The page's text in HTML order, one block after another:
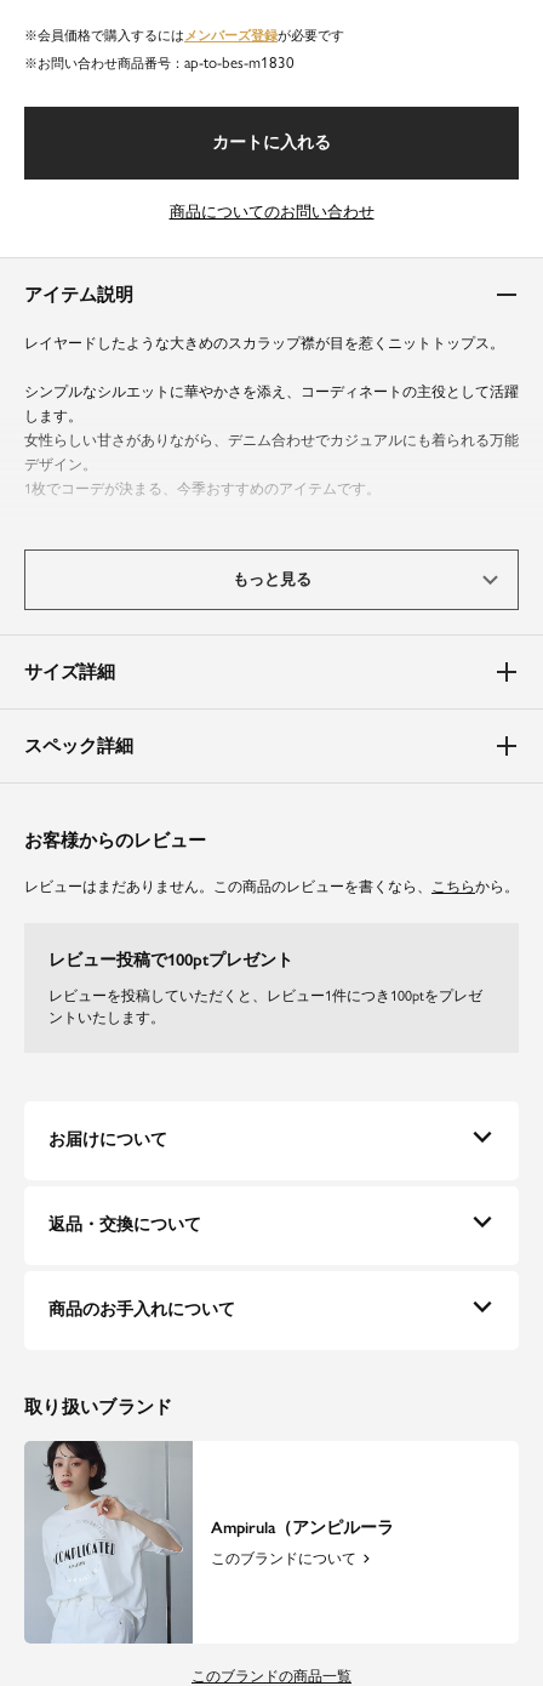
会員価格で購入するには メンバーズ登録が必要です
商品番号
ap-to-bes-m1830
カートに入れる
商品についてのお問い合わせ
アイテム説明
レイヤードしたような大きめのスカラップ襟が目を惹くニットトップス。
シンプルなシルエットに華やかさを添え、コーディネートの主役として活躍
します。
女性らしい甘さがありながら、デニム合わせでカジュアルにも着られる万能
デザイン。
1枚でコーデが決まる、今季おすすめのアイテムです。
体型カバーポイント
【二の腕】【バスト】【ウエスト】
立体的なスカラップ襟が視線を上半身に集めることで、顔まわりをすっきり
身頃は程よく身体に沿うシルエットで、気になるラインは拾いすぎず、裾の
一枚です。
柔らかくストレッチの効いたニット素材で、快適な着心地。
ト。
もっと見る
サイズ詳細
スペック詳細
お客様からのレビュー
レビューはまだありません。この商品のレビューを書くなら、 こちらから。
レビュー投稿で100ptプレゼント
レビューを投稿していただくと、レビュー1件につき100ptをプレゼ
ントいたします。
お届けについて
返品・交換について
商品のお手入れについて
取り扱いブランド
Ampirula（アンピルーラ
このブランドについて
このブランドの商品一覧